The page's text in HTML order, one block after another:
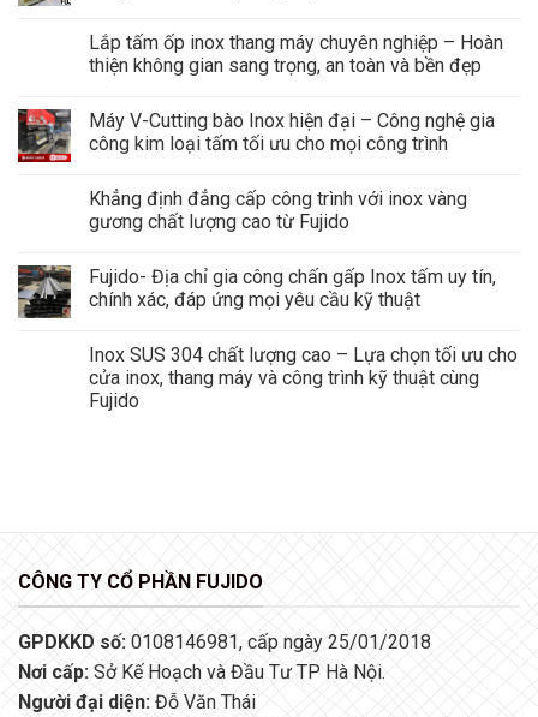
Lắp tấm ốp inox thang máy chuyên nghiệp – Hoàn
thiện không gian sang trọng, an toàn và bền đẹp
Máy V-Cutting bào Inox hiện đại – Công nghệ gia
công kim loại tấm tối ưu cho mọi công trình
Khẳng định đẳng cấp công trình với inox vàng
gương chất lượng cao từ Fujido
Fujido- Địa chỉ gia công chấn gấp Inox tấm uy tín,
chính xác, đáp ứng mọi yêu cầu kỹ thuật
Inox SUS 304 chất lượng cao – Lựa chọn tối ưu cho
cửa inox, thang máy và công trình kỹ thuật cùng
Fujido
CÔNG TY CỔ PHẦN FUJIDO
GPDKKD số: 0108146981, cấp ngày 25/01/2018
Nơi cấp: Sở Kế Hoạch và Đầu Tư TP Hà Nội.
Người đại diện: Đỗ Văn Thái